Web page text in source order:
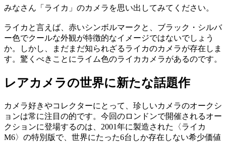
みなさん「ライカ」のカメラを思い出してみてください。
ライカと言えば、赤いシンボルマークと、ブラック・シルバ
ー色でクールな外観が特徴的なイメージではないでしょう
か。しかし、まだまだ知られざるライカのカメラが存在しま
す。驚くべきことにライム色のライカカメラがあるのです。
レアカメラの世界に新たな話題作
カメラ好きやコレクターにとって、珍しいカメラのオークシ
ョンは常に注目の的です。今回のロンドンで開催されるオー
クションに登場するのは、2001年に製造された〈ライカ
M6〉の特別版で、世界にたった6台しか存在しない希少価値